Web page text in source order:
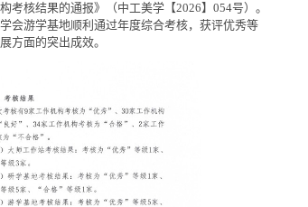
核结果的通报》（中工美学【2026】054号）。
会游学基地顺利通过年度综合考核，获评优秀等
方面的突出成效。